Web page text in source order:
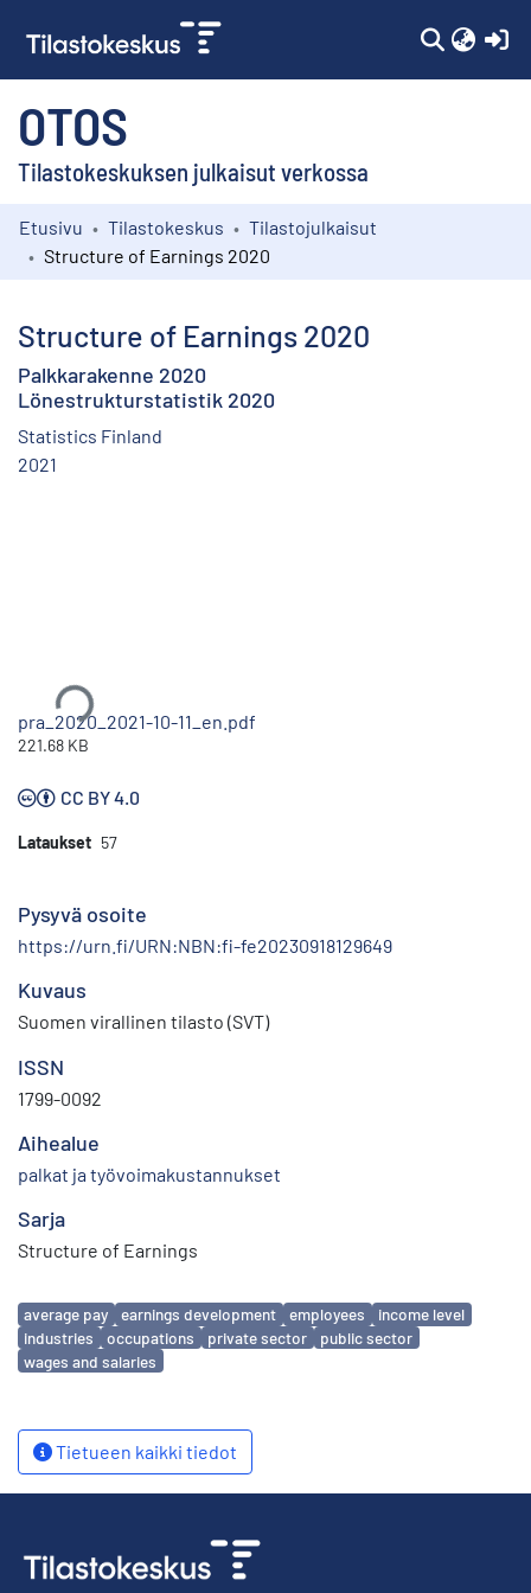
OTOS
Tilastokeskuksen julkaisut verkossa
Kokoelmat
Etusivu Tilastokeskus
Tilastojulkaisut
Structure of Earnings 2020
Structure of Earnings 2020
Palkkarakenne 2020
Lönestrukturstatistik 2020
Statistics Finland
2021
pra_2020_2021-10-11_en.pdf
221.68 KB
CC BY 4.0
Lataukset 57
Pysyvä osoite
https://urn.fi/URN:NBN:fi-fe20230918129649
Kuvaus
Suomen virallinen tilasto (SVT)
ISSN
1799-0092
Aihealue
palkat ja työvoimakustannukset
Sarja
Structure of Earnings
Avainsanat
average pay earnings development employees
income level
industries
occupations private sector
public sector
wages and salaries
Tietueen kaikki tiedot